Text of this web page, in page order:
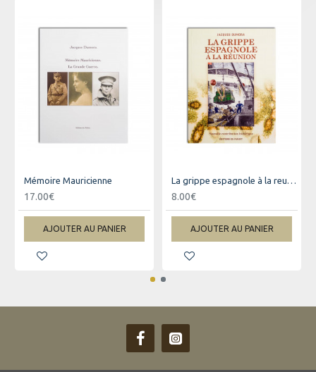
Mémoire Mauricienne
17.00€
AJOUTER AU PANIER
La grippe espagnole à la reunion
8.00€
AJOUTER AU PANIER